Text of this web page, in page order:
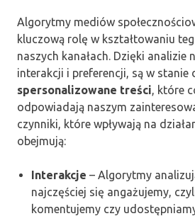
Algorytmy mediów
kluczową rolę w kształtowaniu
naszych kanałach. Dzięki analizie
interakcji i preferencji, są w stanie
spersonalizowane treści , które
odpowiadają naszym
czynniki, które wpływają na
obejmują:
Interakcje – Algorytmy
najczęściej się angażujemy,
komentujemy czy